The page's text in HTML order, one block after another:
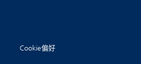
Cookie偏好